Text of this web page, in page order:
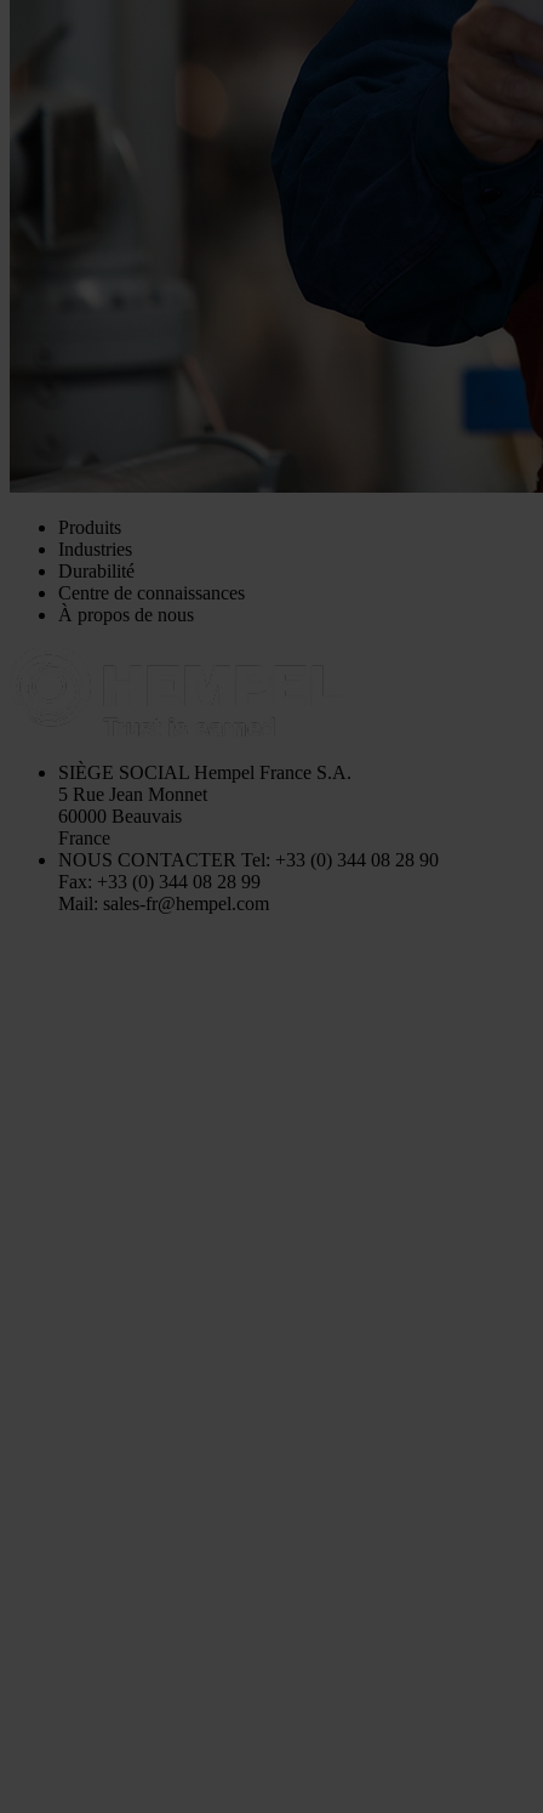
Produits
Industries
Durabilité
Centre de connaissances
À propos de nous
SIÈGE SOCIAL Hempel France S.A.
5 Rue Jean Monnet
60000 Beauvais
France
NOUS CONTACTER Tel: +33 (0) 344 08 28 90
Fax: +33 (0) 344 08 28 99
Mail: sales-fr@hempel.com